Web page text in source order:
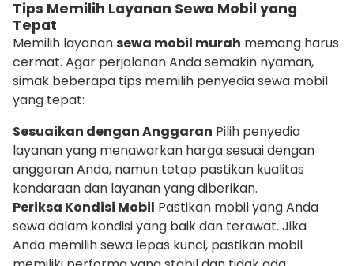
Tips Memilih Layanan Sewa Mobil yang
Tepat
Memilih layanansewa mobil murah memang harus
cermat. Agar perjalanan Anda semakin nyaman,
simak beberapa tips memilih penyedia sewa mobil
yang tepat:
Sesuaikan dengan Anggaran Pilih penyedia
layanan yang menawarkan harga sesuai dengan
anggaran Anda, namun tetap pastikan kualitas
kendaraan dan layanan yang diberikan.
Periksa Kondisi Mobil Pastikan mobil yang Anda
sewa dalam kondisi yang baik dan terawat. Jika
Anda memilih sewa lepas kunci, pastikan mobil